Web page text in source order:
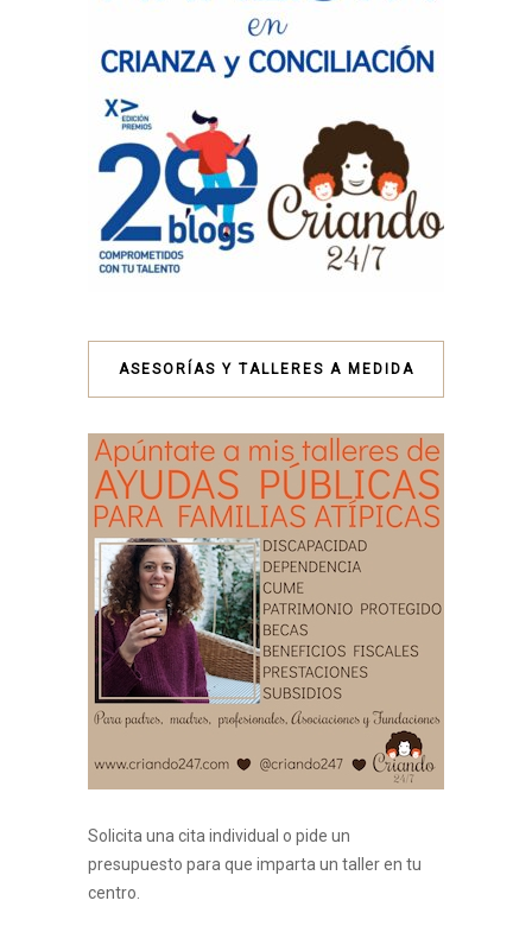
ASESORÍAS Y TALLERES A MEDIDA
Solicita una cita individual o pide un
presupuesto para que imparta un taller en tu
centro.